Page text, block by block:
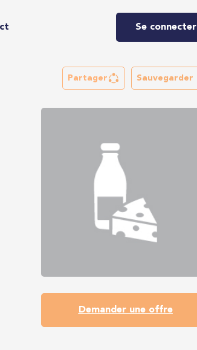
Se connecter
Partager Sauvegarder
Demander une offre